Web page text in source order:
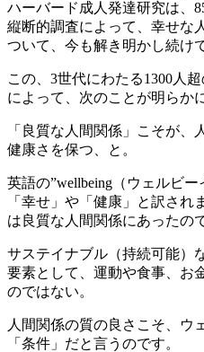
ハーバード成人発達研究は、
縦断的調査によって、幸せな
ついて、今も解き明かし続け
この、3世代にわたる1300人
によって、次のことが明らか
「良質な人間関係」こそが、
健康さを保つ、と。
英語の”wellbeing（ウェルビー
「幸せ」や「健康」と訳され
は良質な人間関係にあったの
サステイナブル（持続可能）
要素として、運動や食事、お
のではない。
人間関係の質の良さこそ、ウ
「条件」だと言うのです。